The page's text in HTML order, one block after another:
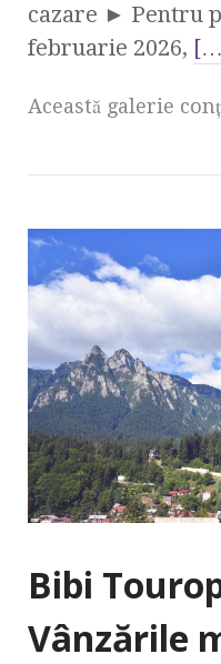
cazare ► Pentru
februarie 2026,
Această galerie
Bibi
Vânzările